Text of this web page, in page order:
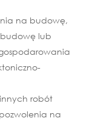
na budowę,
lub
robót
na